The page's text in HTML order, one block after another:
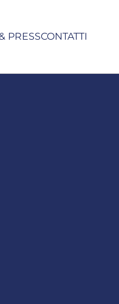
PRESSCONTATTI